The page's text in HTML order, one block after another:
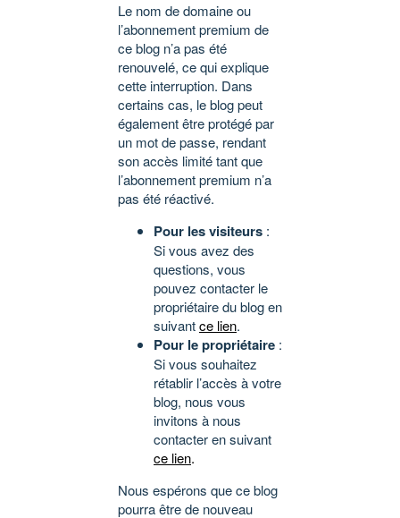
Le nom de domaine ou
l’abonnement premium de
ce blog n’a pas été
renouvelé, ce qui explique
cette interruption. Dans
certains cas, le blog peut
également être protégé par
un mot de passe, rendant
son accès limité tant que
l’abonnement premium n’a
pas été réactivé.
Pour les visiteurs :
Si vous avez des
questions, vous
pouvez contacter le
propriétaire du blog en
suivantce lien.
Pour le propriétaire :
Si vous souhaitez
rétablir l’accès à votre
blog, nous vous
invitons à nous
contacter en suivant
ce lien.
Nous espérons que ce blog
pourra être de nouveau